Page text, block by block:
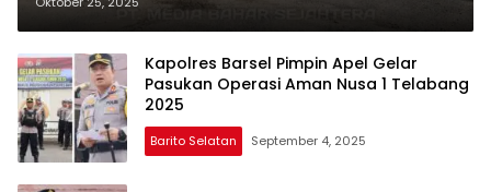
Kapolres Barsel Pimpin Apel Gelar
Pasukan Operasi Aman Nusa 1 Telabang
2025
Barito Selatan September 4, 2025